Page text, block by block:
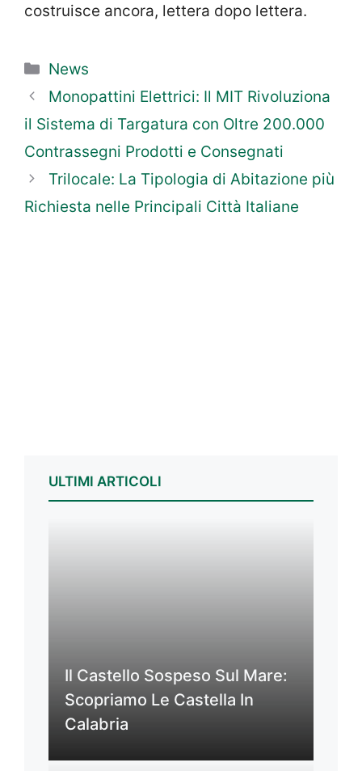
costruisce ancora, lettera dopo lettera.
Categorie
News
Monopattini Elettrici: Il MIT Rivoluziona
il Sistema di Targatura con Oltre 200.000
Contrassegni Prodotti e Consegnati
Trilocale: La Tipologia di Abitazione più
Richiesta nelle Principali Città Italiane
ULTIMI ARTICOLI
Il Castello Sospeso Sul Mare:
Scopriamo Le Castella In
Calabria